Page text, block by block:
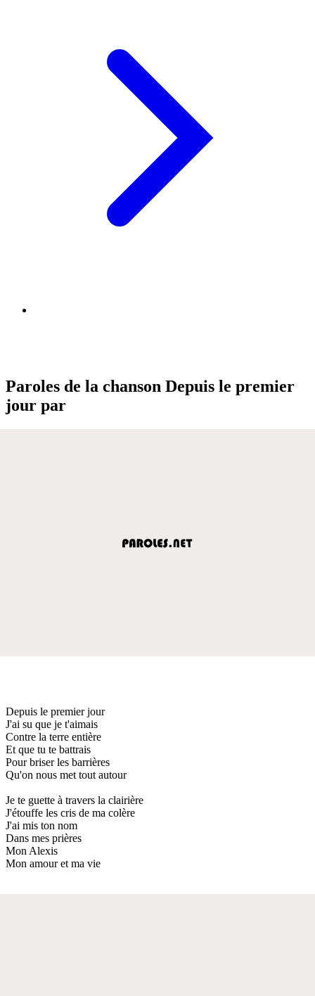
Paroles de la chanson Depuis le premier
jour par
Depuis le premier jour
J'ai su que je t'aimais
Contre la terre entière
Et que tu te battrais
Pour briser les barrières
Qu'on nous met tout autour
Je te guette à travers la clairière
J'étouffe les cris de ma colère
J'ai mis ton nom
Dans mes prières
Mon Alexis
Mon amour et ma vie